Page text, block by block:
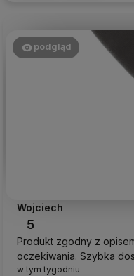
podgląd
Wojciech
5
Produkt zgodny z
oczekiwania. Szybka
w tym tygodniu